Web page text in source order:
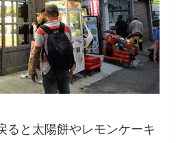
ると太陽餅やレモンケーキ